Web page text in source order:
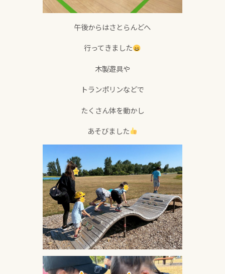
午後からはさとらんどへ
行ってきました
木製遊具や
トランポリンなどで
たくさん体を動かし
あそびました